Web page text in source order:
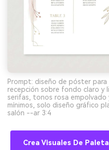
Prompt: diseño de póster
recepción sobre fondo claro y
serifas, tonos rosa empolvado
mínimos, solo diseño gráfico
salón --ar 3:4
Crea Visuales De